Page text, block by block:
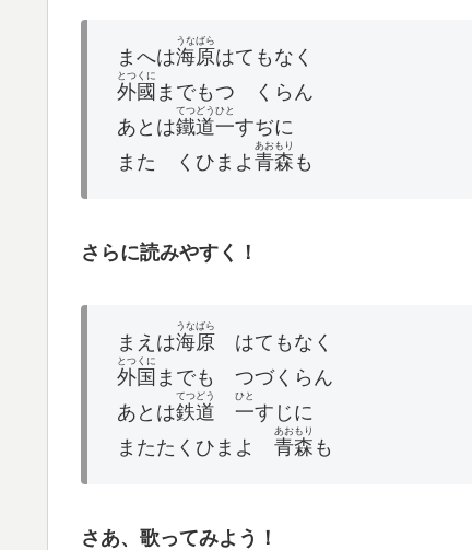
まへは海原
うなばら
はてもなく
外國
とつくに
までもつゞくらん
あとは鐵道
てつどう
一
ひと
すぢに
またゝくひまよ 青森
あおもり
も
さらに読みやすく！
まえは海原
うなばら
はてもなく
外国
とつくに
までも つづくらん
あとは鉄道
てつどう
一
ひと
すじに
またたくひまよ 青森
あおもり
も
さあ、歌ってみよう！